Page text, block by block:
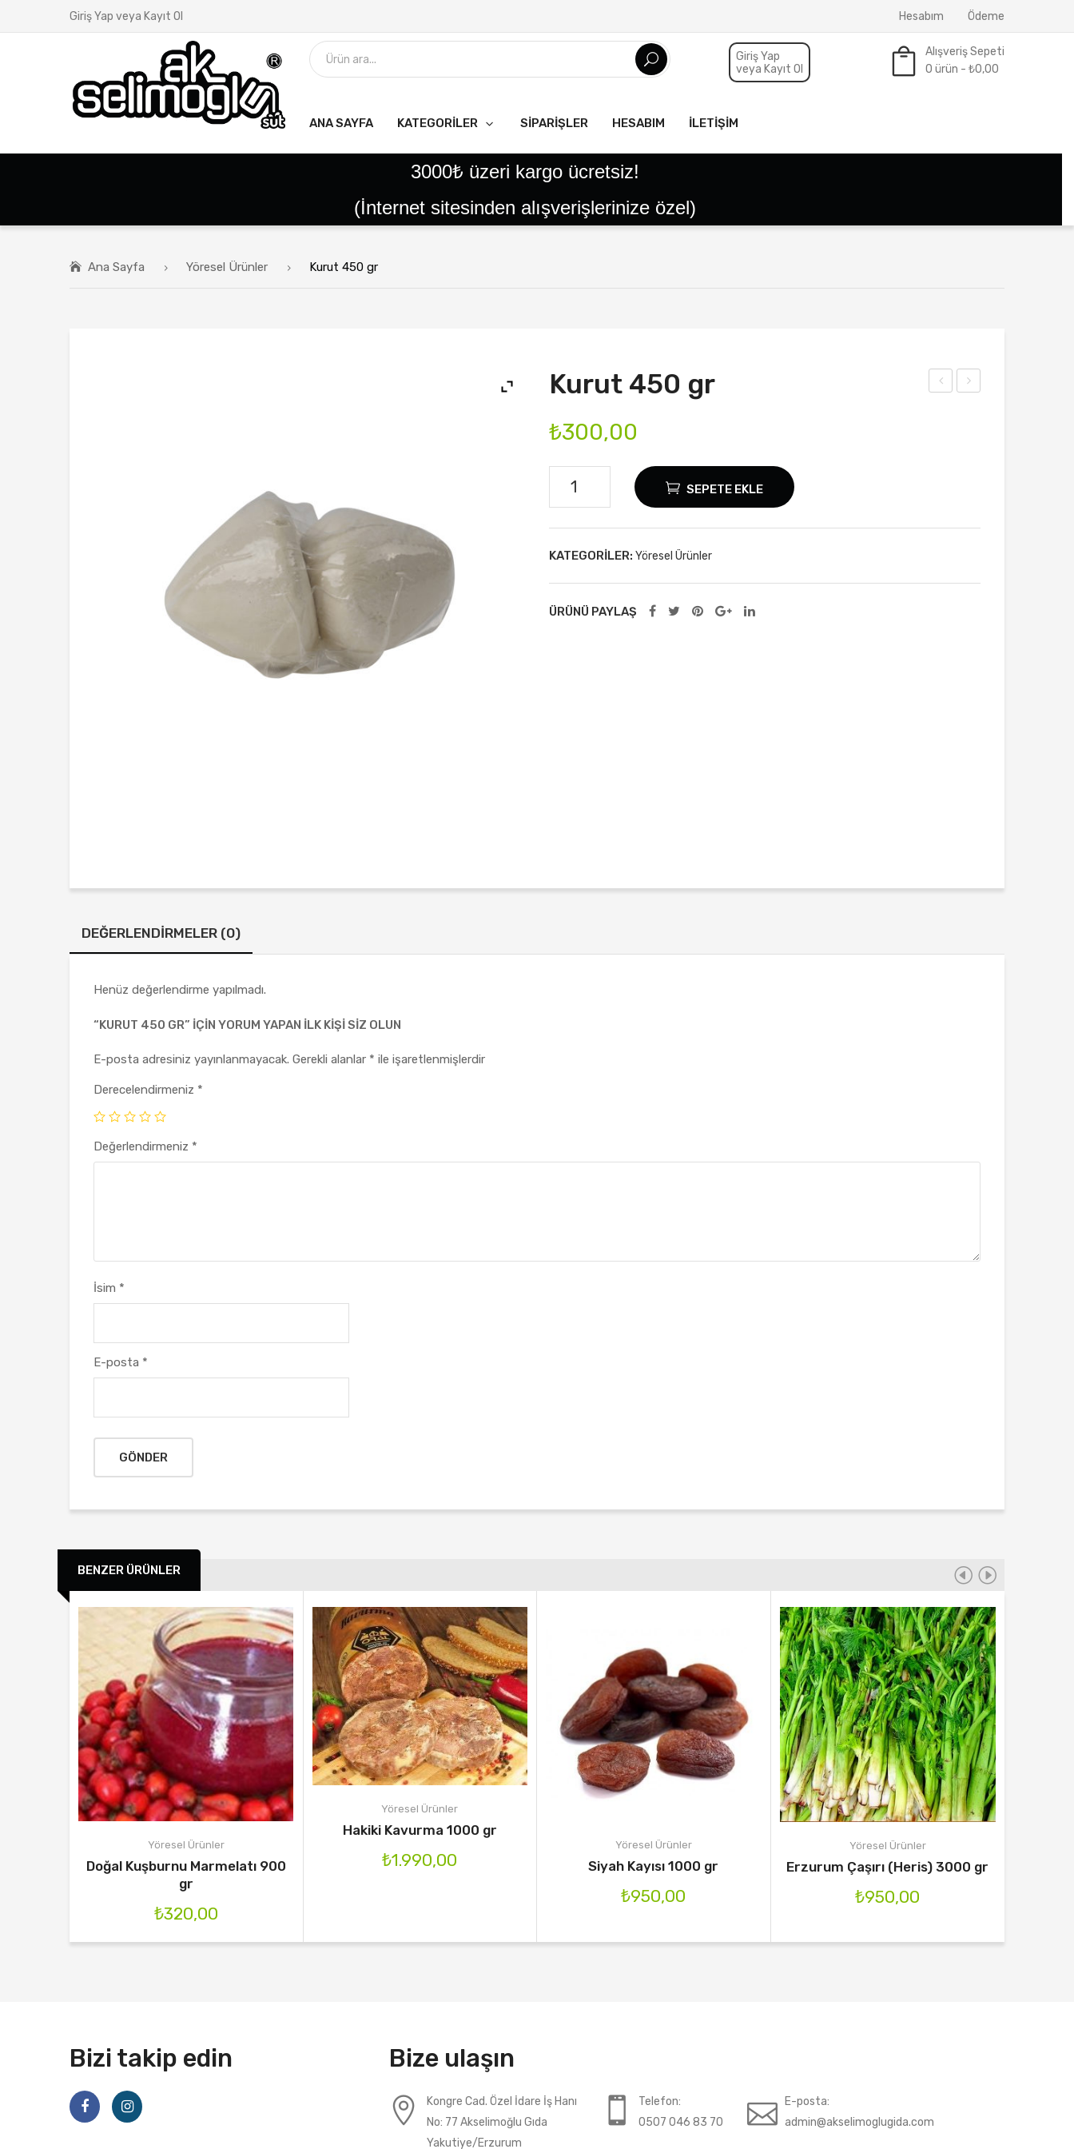
Giriş Yap veya Kayıt Ol Hesabım Ödeme
Giriş Yap
veya Kayıt Ol
Alışveriş Sepeti
0 ürün - ₺0,00
ANA SAYFA KATEGORILER SIPARIŞLER HESABIM İLETIŞIM
3000₺ üzeri kargo ücretsiz!
(İnternet sitesinden alışverişlerinize özel)
Ana Sayfa Yöresel Ürünler Kurut 450 gr
Kurut 450 gr
₺300,00
Kurut
SEPETE EKLE
KATEGORILER: Yöresel Ürünler
ÜRÜNÜ PAYLAŞ
DEĞERLENDIRMELER (0)
Henüz değerlendirme yapılmadı.
“KURUT 450 GR” IÇIN YORUM YAPAN ILK KIŞI SIZ OLUN
E-posta adresiniz yayınlanmayacak. Gerekli alanlar * ile işaretlenmişlerdir
Derecelendirmeniz *
Değerlendirmeniz *
İsim *
E-posta *
BENZER ÜRÜNLER
Yöresel Ürünler
Doğal Kuşburnu Marmelatı 900
gr
₺320,00
Yöresel Ürünler
Hakiki Kavurma 1000 gr
₺1.990,00
Yöresel Ürünler
Siyah Kayısı 1000 gr
₺950,00
Yöresel Ürünler
Erzurum Çaşırı (Heris) 3000 gr
₺950,00
Bizi takip edin Bize ulaşın
Kongre Cad. Özel İdare İş Hanı
No: 77 Akselimoğlu Gıda
Yakutiye/Erzurum
Telefon:
0507 046 83 70
E-posta:
admin@akselimoglugida.com